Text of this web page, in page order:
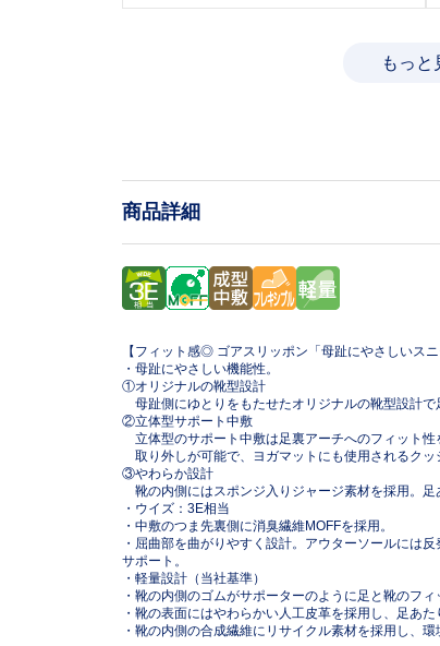
もっと
商品詳細
【フィット感◎ ゴアスリッポン「母趾にやさしいスニ
・母趾にやさしい機能性。
①オリジナルの靴型設計
母趾側にゆとりをもたせたオリジナルの靴型設計で
②立体型サポート中敷
立体型のサポート中敷は足裏アーチへのフィット性
取り外しが可能で、ヨガマットにも使用されるクッ
③やわらか設計
靴の内側にはスポンジ入りジャージ素材を採用。足
・ウイズ：3E相当
・中敷のつま先裏側に消臭繊維MOFFを採用。
・屈曲部を曲がりやすく設計。アウターソールには
サポート。
・軽量設計（当社基準）
・靴の内側のゴムがサポーターのように足と靴のフ
・靴の表面にはやわらかい人工皮革を採用し、足あた
・靴の内側の合成繊維にリサイクル素材を採用し、環